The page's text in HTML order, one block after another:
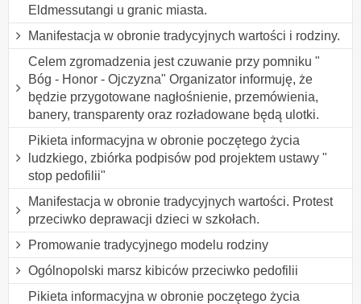
Eldmessutangi u granic miasta.
Manifestacja w obronie tradycyjnych wartości i rodziny.
Celem zgromadzenia jest czuwanie przy pomniku "
Bóg - Honor - Ojczyzna" Organizator informuję, że
będzie przygotowane nagłośnienie, przemówienia,
banery, transparenty oraz rozładowane będą ulotki.
Pikieta informacyjna w obronie poczętego życia
ludzkiego, zbiórka podpisów pod projektem ustawy "
stop pedofilii"
Manifestacja w obronie tradycyjnych wartości. Protest
przeciwko deprawacji dzieci w szkołach.
Promowanie tradycyjnego modelu rodziny
Ogólnopolski marsz kibiców przeciwko pedofilii
Pikieta informacyjna w obronie poczętego życia